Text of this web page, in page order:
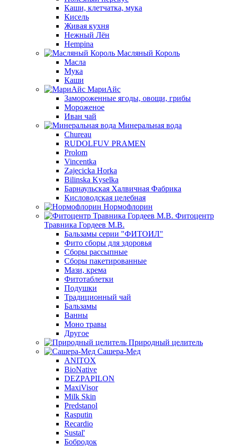
Каши, клетчатка, мука
Кисель
Живая кухня
Нежный Лён
Hempina
Масляный Король
Масла
Мука
Каши
МариАйс
Замороженные ягоды, овощи, грибы
Мороженое
Иван чай
Минеральная вода
Chureau
RUDOLFUV PRAMEN
Prolom
Vincentka
Zajecicka Horka
Bilinska Kyselka
Барнаульская Халвичная Фабрика
Кисловодская целебная
Нормофлорин
Фитоцентр
Травника Гордеев М.В.
Бальзамы серии "ФИТОИЛ"
Фито сборы для здоровья
Сборы рассыпные
Сборы пакетированные
Мази, крема
Фитотаблетки
Подушки
Традиционный чай
Бальзамы
Ванны
Моно травы
Другое
Природный целитель
Сашера-Мед
ANITOX
BioNative
DEZPAPILON
MaxiVisor
Milk Skin
Predstanol
Rasputin
Recardio
Sustal'
Бобродок